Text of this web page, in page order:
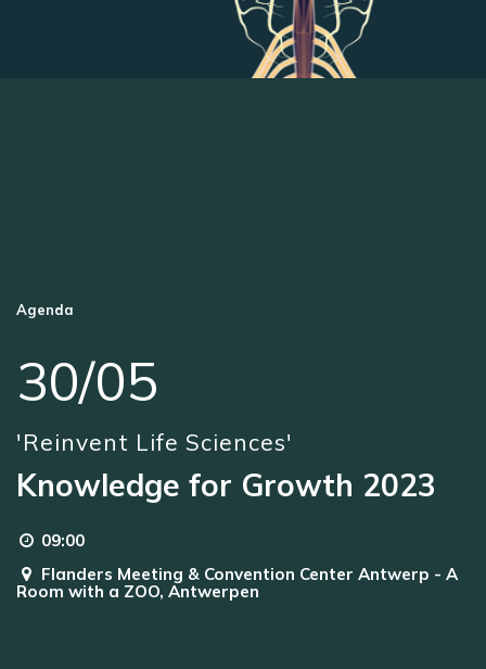
Agenda
30/05
'Reinvent Life Sciences'
Knowledge for Growth 2023
09:00
Flanders Meeting & Convention Center Antwerp - A
Room with a ZOO, Antwerpen